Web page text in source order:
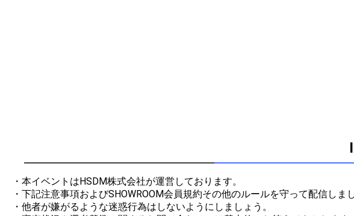
・本イベントはHSDM株式会社が運営しております。
・下記注意事項およびSHOWROOM会員規約その他のルールを守って配信しま
・他者が嫌がるような迷惑行為はしないようにしましょう。